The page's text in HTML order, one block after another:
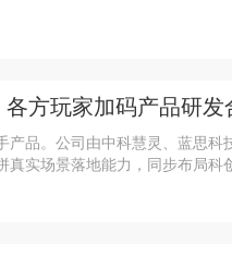
方玩家加码产品研发
品。公司由中科慧灵、蓝思
实场景落地能力，同步布局科